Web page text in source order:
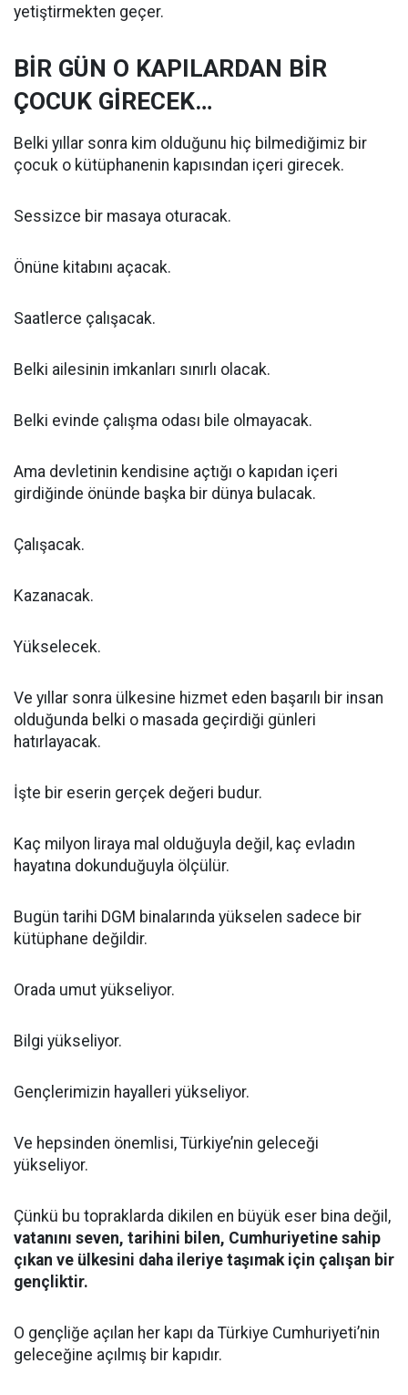
yetiştirmekten geçer.
BİR GÜN O KAPILARDAN BİR
ÇOCUK GİRECEK…
Belki yıllar sonra kim olduğunu hiç bilmediğimiz bir
çocuk o kütüphanenin kapısından içeri girecek.
Sessizce bir masaya oturacak.
Önüne kitabını açacak.
Saatlerce çalışacak.
Belki ailesinin imkanları sınırlı olacak.
Belki evinde çalışma odası bile olmayacak.
Ama devletinin kendisine açtığı o kapıdan içeri
girdiğinde önünde başka bir dünya bulacak.
Çalışacak.
Kazanacak.
Yükselecek.
Ve yıllar sonra ülkesine hizmet eden başarılı bir insan
olduğunda belki o masada geçirdiği günleri
hatırlayacak.
İşte bir eserin gerçek değeri budur.
Kaç milyon liraya mal olduğuyla değil, kaç evladın
hayatına dokunduğuyla ölçülür.
Bugün tarihi DGM binalarında yükselen sadece bir
kütüphane değildir.
Orada umut yükseliyor.
Bilgi yükseliyor.
Gençlerimizin hayalleri yükseliyor.
Ve hepsinden önemlisi, Türkiye’nin geleceği
yükseliyor.
Çünkü bu topraklarda dikilen en büyük eser bina değil,
vatanını seven, tarihini bilen, Cumhuriyetine sahip
çıkan ve ülkesini daha ileriye taşımak için çalışan bir
gençliktir.
O gençliğe açılan her kapı da Türkiye Cumhuriyeti’nin
geleceğine açılmış bir kapıdır.